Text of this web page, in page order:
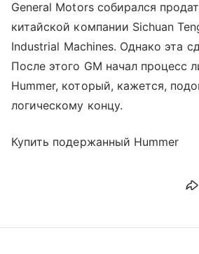
General Motors собирался
китайской компании Sichuan
Industrial Machines. Однако эта
После этого GM начал процесс
Hummer, который, кажется,
логическому концу.
Купить подержанный Hummer